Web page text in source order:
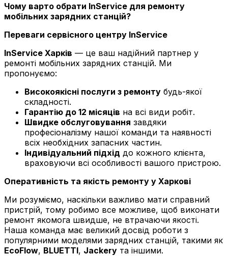
Чому варто обрати InService для ремонту
мобільних зарядних станцій?
Переваги сервісного центру InService
InService Харків — це ваш надійний партнер у
ремонті мобільних зарядних станцій. Ми
пропонуємо:
Високоякісні послуги з ремонту будь-якої
складності.
Гарантію до 12 місяців на всі види робіт.
Швидке обслуговування завдяки
професіоналізму нашої команди та наявності
всіх необхідних запасних частин.
Індивідуальний підхід до кожного клієнта,
враховуючи всі особливості вашого пристрою.
Оперативність та якість ремонту у Харкові
Ми розуміємо, наскільки важливо мати справний
пристрій, тому робимо все можливе, щоб виконати
ремонт якомога швидше, не втрачаючи якості.
Наша команда має великий досвід роботи з
популярними моделями зарядних станцій, такими як
EcoFlow, BLUETTI, Jackery та іншими.